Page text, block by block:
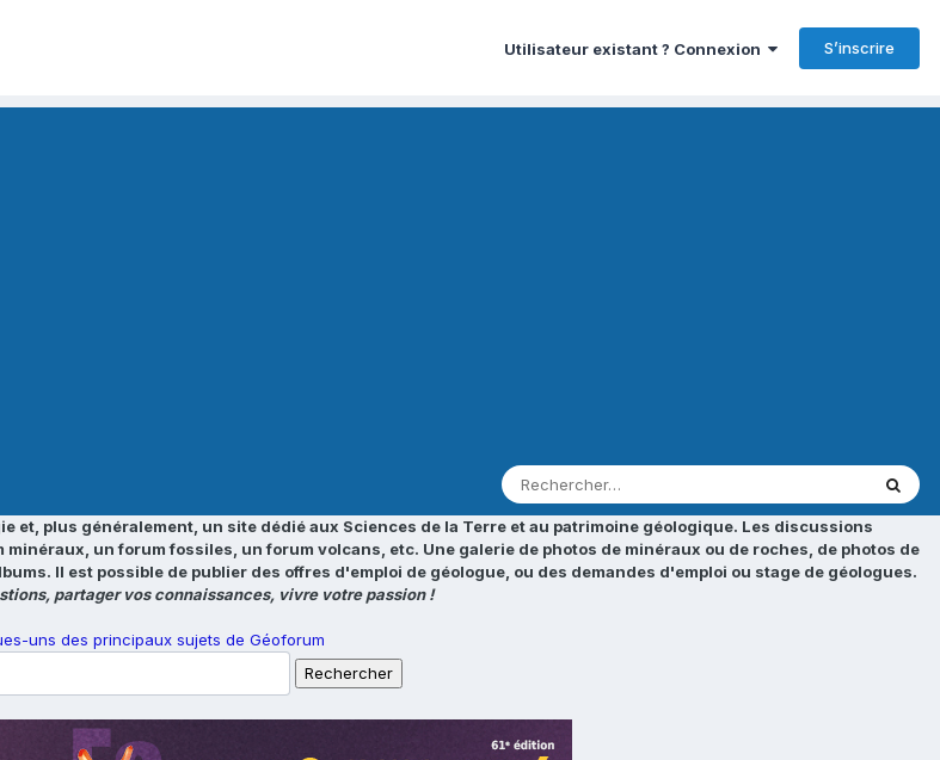
Utilisateur existant ? Connexion S’inscrire
et, plus généralement, un site dédié aux Sciences de la Terre et au patrimoine géologique. Les discussions
un forum fossiles, un forum volcans, etc. Une galerie de photos de minéraux ou de roches, de photos de
Il est possible de publier des offres d'emploi de géologue, ou des demandes d'emploi ou stage de géologues.
partager vos connaissances, vivre votre passion !
uns des principaux sujets de Géoforum